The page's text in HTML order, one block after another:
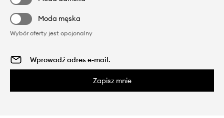
Moda męska
Wybór oferty jest opcjonalny
Zapisz mnie